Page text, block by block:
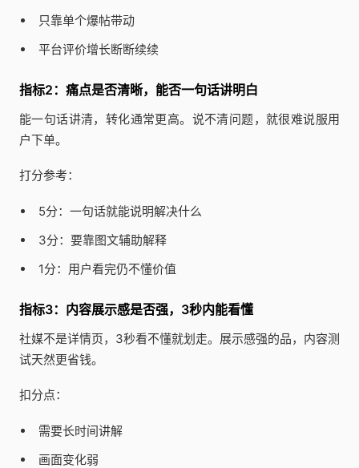
只靠单个爆帖带动
平台评价增长断断续续
指标2：痛点是否清晰，能否一句话讲明白
能一句话讲清，转化通常更高。说不清问题，就很难说服用
户下单。
打分参考：
5分：一句话就能说明解决什么
3分：要靠图文辅助解释
1分：用户看完仍不懂价值
指标3：内容展示感是否强，3秒内能看懂
社媒不是详情页，3秒看不懂就划走。展示感强的品，内容测
试天然更省钱。
扣分点：
需要长时间讲解
画面变化弱